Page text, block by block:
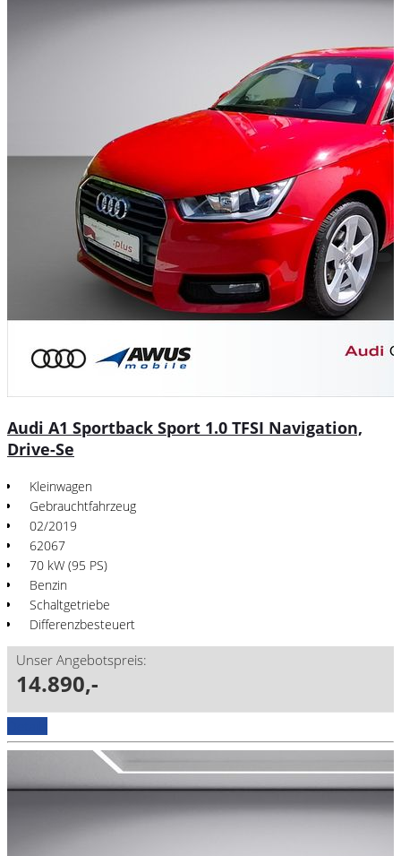
Audi A1 Sportback Sport 1.0 TFSI Navigation,
Drive-Se
Kleinwagen
Gebrauchtfahrzeug
02/2019
62067
70 kW (95 PS)
Benzin
Schaltgetriebe
Differenzbesteuert
Unser Angebotspreis:
14.890,-